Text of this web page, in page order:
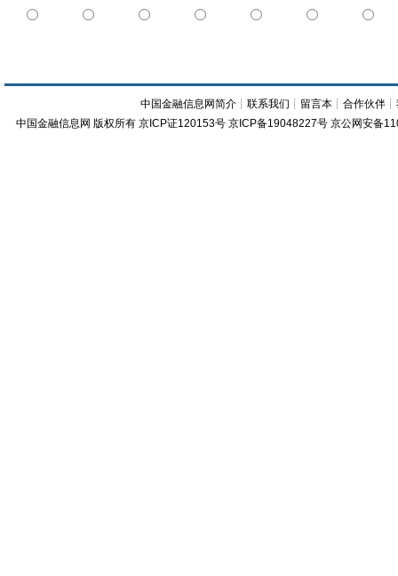
中国金融信息网简介 ┊联系我们 ┊ 留言本 ┊合作伙伴 ┊
中国金融信息网 版权所有 京ICP证120153号 京ICP备19048227号 京公网安备